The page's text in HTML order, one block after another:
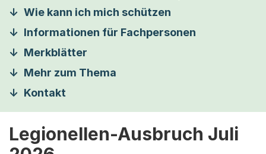
Wie kann ich mich schützen
Informationen für Fachpersonen
Merkblätter
Mehr zum Thema
Kontakt
Legionellen-Ausbruch Juli